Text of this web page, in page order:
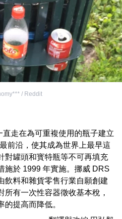
/ Reddit
直走在為可重複使用的瓶子建立
前沿，使其成為世界上最早這
對罐頭和寳特瓶等不可再填充
施於 1999 年實施。挪威 DRS
飲料和雜貨零售行業自願創建
所有一次性容器徵收基本稅，
提高而降低。